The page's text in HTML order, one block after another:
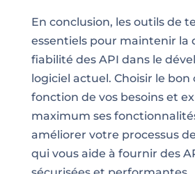
En conclusion, les outils de
essentiels pour maintenir la
fiabilité des API dans le
logiciel actuel. Choisir le bon
fonction de vos besoins et
maximum ses
améliorer votre processus
qui vous aide à fournir des